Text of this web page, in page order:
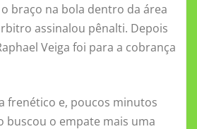
braço na bola dentro da área
assinalou pênalti. Depois
Veiga foi para a cobrança
frenético e, poucos minutos
buscou o empate mais uma